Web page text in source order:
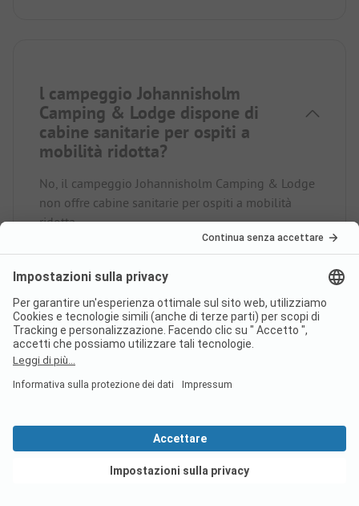
l campeggio Johannisholm
Camping & Lodge dispone di
cabine sanitarie per ospiti a
mobilità ridotta?
No, il campeggio Johannisholm Camping & Lodge
non offre cabine sanitarie per ospiti a mobilità
ridotta.
C'è la connessione internet nel
campeggio Johannisholm
Camping & Lodge?
Vedi offerte